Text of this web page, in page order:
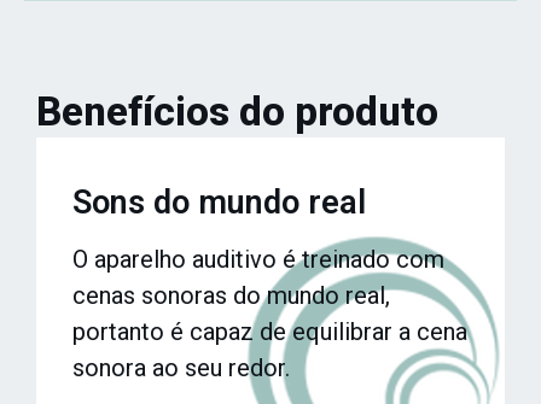
Benefícios do produto
Sons do mundo real
O aparelho auditivo é treinado com
cenas sonoras do mundo real,
portanto é capaz de equilibrar a cena
sonora ao seu redor.